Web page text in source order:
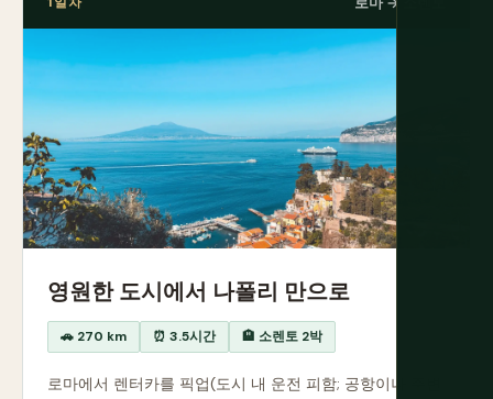
영원한 도시에서 나폴리 만으로
🚗 270 km ⏰ 3.5시간 🏨 소렌토 2박
로마에서 렌터카를 픽업(도시 내 운전 피함; 공항이나 주변